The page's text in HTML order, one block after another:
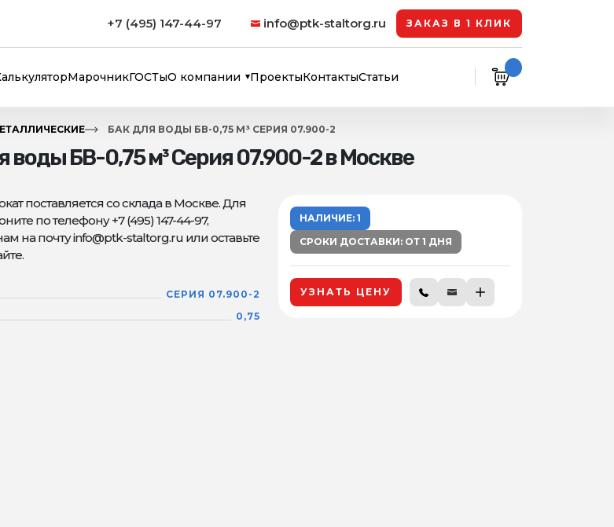
+7 (495) 147-44-97 info@ptk-staltorg.ru ЗАКАЗ В 1 КЛИК
МарочникГОСТыО компании ПроектыКонтактыСтатьи
БАК ДЛЯ ВОДЫ БВ-0,75 М³ СЕРИЯ 07.900-2
воды БВ-0,75 м³ Серия 07.900-2 в Москве
поставляется со склада в Москве. Для
по телефону +7 (495) 147-44-97,
на почту info@ptk-staltorg.ru или оставьте
СЕРИЯ 07.900-2
0,75
НАЛИЧИЕ: 1
СРОКИ ДОСТАВКИ: ОТ 1 ДНЯ
УЗНАТЬ ЦЕНУ